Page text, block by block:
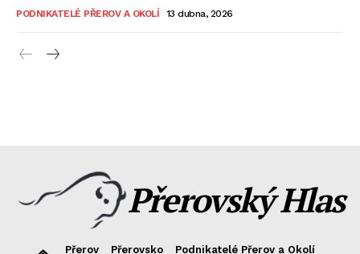
PODNIKATELÉ PŘEROV A OKOLÍ 13 dubna, 2026
Přerovský Hlas
Přerov Přerovsko Podnikatelé Přerov a Okolí